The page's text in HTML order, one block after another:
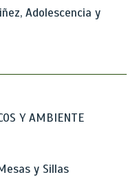
Adolescencia y
Y AMBIENTE
y Sillas